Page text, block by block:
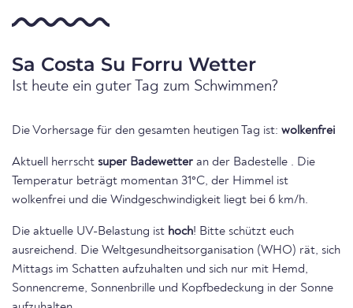
Sa Costa Su Forru Wetter
Ist heute ein guter Tag zum Schwimmen?
Die Vorhersage für den gesamten heutigen Tag ist: wolkenfrei
Aktuell herrscht super Badewetter an der Badestelle . Die
Temperatur beträgt momentan 31°C, der Himmel ist
wolkenfrei und die Windgeschwindigkeit liegt bei 6 km/h.
Die aktuelle UV-Belastung ist hoch! Bitte schützt euch
ausreichend. Die Weltgesundheitsorganisation (WHO) rät, sich
Mittags im Schatten aufzuhalten und sich nur mit Hemd,
Sonnencreme, Sonnenbrille und Kopfbedeckung in der Sonne